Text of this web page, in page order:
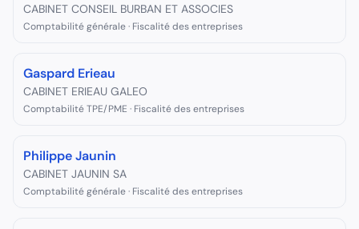
CABINET CONSEIL BURBAN ET ASSOCIES
Comptabilité générale · Fiscalité des entreprises
Gaspard Erieau
CABINET ERIEAU GALEO
Comptabilité TPE/PME · Fiscalité des entreprises
Philippe Jaunin
CABINET JAUNIN SA
Comptabilité générale · Fiscalité des entreprises